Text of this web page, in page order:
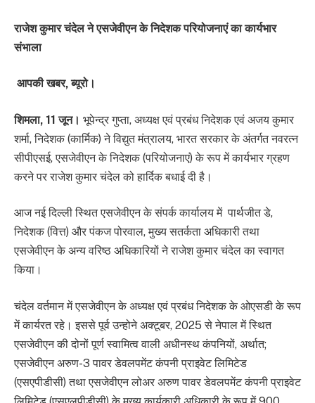
राजेश कुमार चंदेल ने एसजेवीएन के निदेशक परियोजनाएं का कार्यभार
संभाला
आपकी खबर, ब्यूरो।
शिमला, 11 जून। भूपेन्द्र गुप्ता, अध्यक्ष एवं प्रबंध निदेशक एवं अजय कुमार
शर्मा, निदेशक (कार्मिक) ने विद्युत मंत्रालय, भारत सरकार के अंतर्गत नवरत्न
सीपीएसई, एसजेवीएन के निदेशक (परियोजनाएं) के रूप में कार्यभार ग्रहण
करने पर राजेश कुमार चंदेल को हार्दिक बधाई दी है।
आज नई दिल्ली स्थित एसजेवीएन के संपर्क कार्यालय में पार्थजीत डे,
निदेशक (वित्त) और पंकज पोरवाल, मुख्य सतर्कता अधिकारी तथा
एसजेवीएन के अन्य वरिष्ठ अधिकारियों ने राजेश कुमार चंदेल का स्वागत
किया।
चंदेल वर्तमान में एसजेवीएन के अध्यक्ष एवं प्रबंध निदेशक के ओएसडी के रूप
में कार्यरत रहे। इससे पूर्व उन्होने अक्टूबर, 2025 से नेपाल में स्थित
एसजेवीएन की दोनों पूर्ण स्वामित्व वाली अधीनस्थ कंपनियों, अर्थात;
एसजेवीएन अरुण-3 पावर डेवलपमेंट कंपनी प्राइवेट लिमिटेड
(एसएपीडीसी) तथा एसजेवीएन लोअर अरुण पावर डेवलपमेंट कंपनी प्राइवेट